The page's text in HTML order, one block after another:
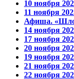
10 ноября
11 ноября
Афиша. «Шло
14 ноября
17 ноября
20 ноября
19 ноября
21 ноября
22 ноября